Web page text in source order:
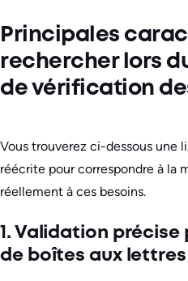
Principales
rechercher lors
de vérification
Vous trouverez ci-dessous une
réécrite pour correspondre à la
réellement à ces besoins.
1. Validation précise
de boîtes aux